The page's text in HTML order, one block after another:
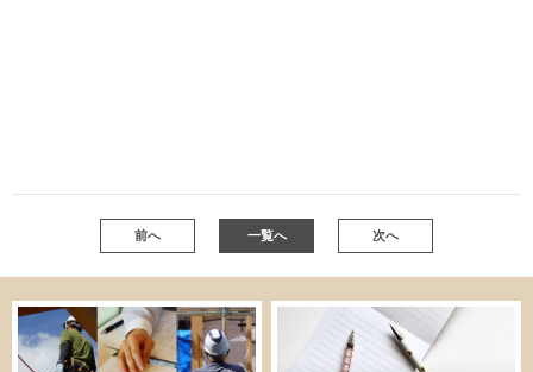
前へ 一覧へ 次へ